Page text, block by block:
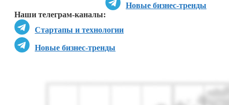
Новые бизнес-тренды
Наши телеграм-каналы:
Стартапы и технологии
Новые бизнес-тренды